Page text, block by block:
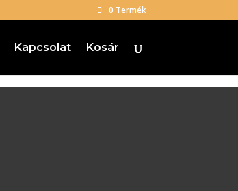
0 Termék
Kapcsolat Kosár